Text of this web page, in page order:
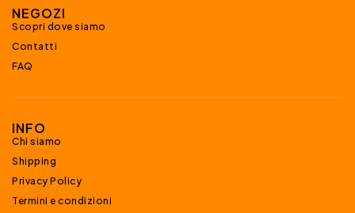
NEGOZI
Scopri dove siamo
Contatti
FAQ
INFO
Chi siamo
Shipping
Privacy Policy
Termini e condizioni